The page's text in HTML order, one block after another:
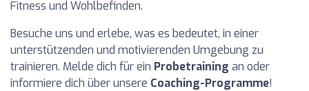
Fitness und Wohlbefinden.
Besuche uns und erlebe, was es bedeutet, in einer
unterstützenden und motivierenden Umgebung zu
trainieren. Melde dich für ein Probetraining an oder
informiere dich über unsere Coaching-Programme!